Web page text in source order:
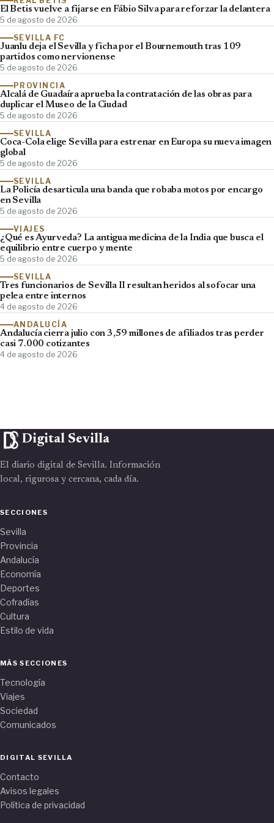
El Betis vuelve a fijarse en Fábio Silva para reforzar la delantera
5 de agosto de 2026
SEVILLA FC
Juanlu deja el Sevilla y ficha por el Bournemouth tras 109
partidos como nervionense
5 de agosto de 2026
PROVINCIA
Alcalá de Guadaíra aprueba la contratación de las obras para
duplicar el Museo de la Ciudad
5 de agosto de 2026
SEVILLA
Coca-Cola elige Sevilla para estrenar en Europa su nueva imagen
global
5 de agosto de 2026
SEVILLA
La Policía desarticula una banda que robaba motos por encargo
en Sevilla
5 de agosto de 2026
VIAJES
¿Qué es Ayurveda? La antigua medicina de la India que busca el
equilibrio entre cuerpo y mente
5 de agosto de 2026
SEVILLA
Tres funcionarios de Sevilla II resultan heridos al sofocar una
pelea entre internos
4 de agosto de 2026
ANDALUCÍA
Andalucía cierra julio con 3,59 millones de afiliados tras perder
casi 7.000 cotizantes
4 de agosto de 2026
Digital Sevilla
El diario digital de Sevilla. Información
local, rigurosa y cercana, cada día.
SECCIONES
Sevilla
Provincia
Andalucía
Economía
Deportes
Cofradías
Cultura
Estilo de vida
MÁS SECCIONES
Tecnología
Viajes
Sociedad
Comunicados
DIGITAL SEVILLA
Contacto
Avisos legales
Política de privacidad